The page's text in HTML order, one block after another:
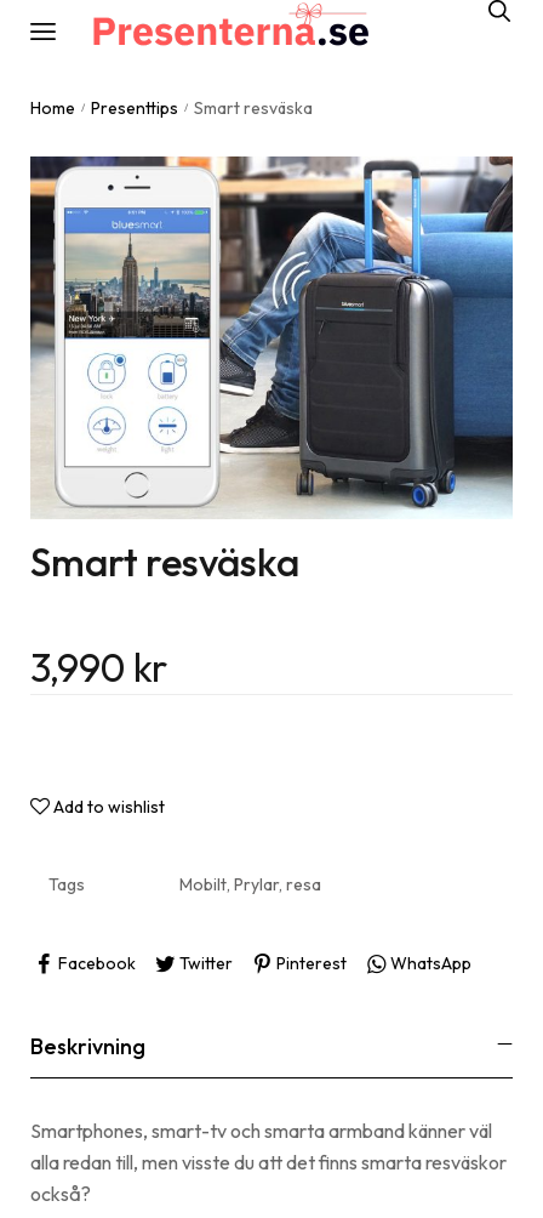
Home / Presenttips / Smart resväska
Smart resväska
3,990 kr
Add to wishlist
Tags Mobilt Prylar, resa
Facebook Twitter Pinterest WhatsApp
Beskrivning
Smartphones, smart-tv och smarta armband känner väl
alla redan till, men visste du att det finns smarta resväskor
också?